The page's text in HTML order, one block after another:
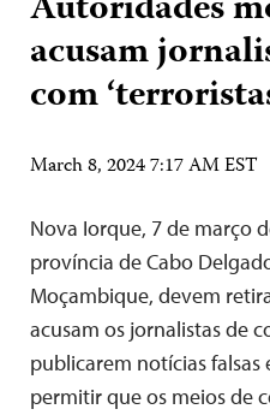
acusam
com
March 8, 2024 7:17 AM EST
Nova Iorque, 7 de março
província de Cabo
Moçambique, devem
acusam os jornalistas de
publicarem notícias falsas
permitir que os meios de